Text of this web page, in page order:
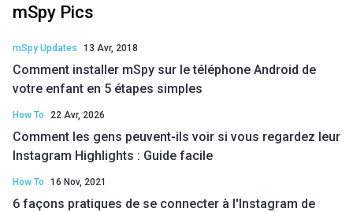
mSpy Pics
mSpy Updates 13 Avr, 2018
Comment installer mSpy sur le téléphone Android de
votre enfant en 5 étapes simples
How To 22 Avr, 2026
Comment les gens peuvent-ils voir si vous regardez leur
Instagram Highlights : Guide facile
How To 16 Nov, 2021
6 façons pratiques de se connecter à l'Instagram de